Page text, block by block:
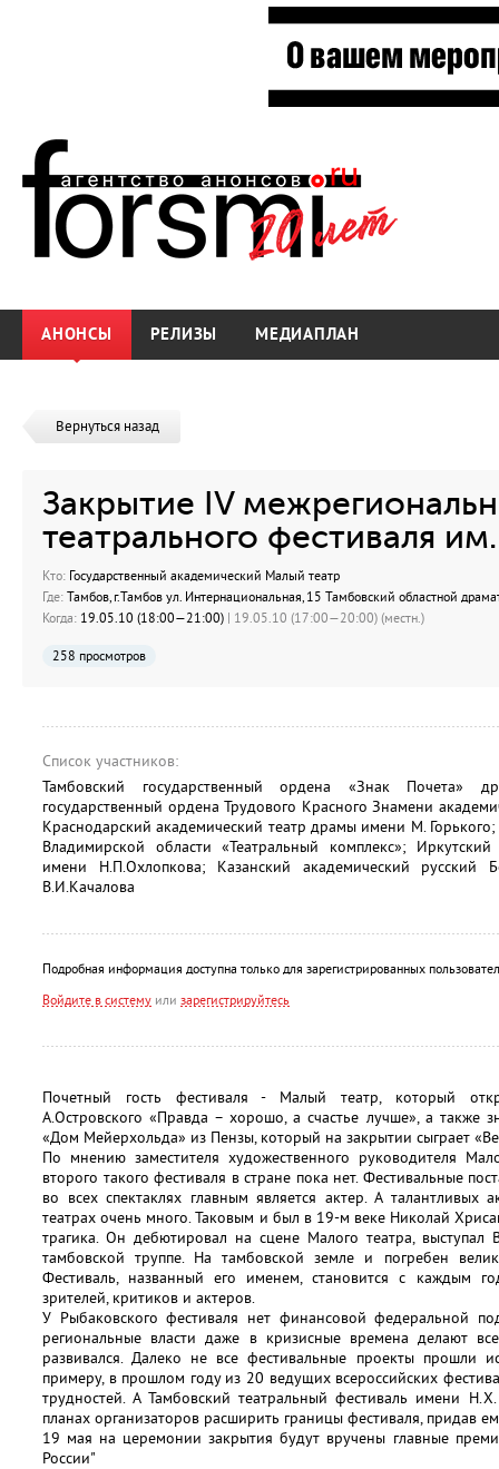
АНОНСЫ РЕЛИЗЫ МЕДИАПЛАН
Вернуться назад
Закрытие IV
театрального фестиваля
Кто: Государственный академический Малый театр
Где: Тамбов, г.Тамбов ул. Интернациональная, 15 Тамбовский областной
Когда: 19.05.10 (18:00—21:00) | 19.05.10 (17:00—20:00) (местн.)
258 просмотров
Список участников:
Тамбовский государственный ордена «Знак Почета»
государственный ордена Трудового Красного Знамени
Краснодарский академический театр драмы имени М.
Владимирской области «Театральный комплекс»;
имени Н.П.Охлопкова; Казанский академический русский
В.И.Качалова
Подробная информация доступна только для зарегистрированных
Войдите в систему или зарегистрируйтесь
Почетный гость фестиваля - Малый театр, который
А.Островского «Правда – хорошо, а счастье лучше», а также
«Дом Мейерхольда» из Пензы, который на закрытии сыграет
По мнению заместителя художественного руководителя
второго такого фестиваля в стране пока нет. Фестивальные
во всех спектаклях главным является актер. А талантливых
театрах очень много. Таковым и был в 19-м веке Николай
трагика. Он дебютировал на сцене Малого театра, выступал
тамбовской труппе. На тамбовской земле и погребен
Фестиваль, названный его именем, становится с каждым
зрителей, критиков и актеров.
У Рыбаковского фестиваля нет финансовой федеральной
региональные власти даже в кризисные времена делают
развивался. Далеко не все фестивальные проекты прошли
примеру, в прошлом году из 20 ведущих всероссийских
трудностей. А Тамбовский театральный фестиваль имени
планах организаторов расширить границы фестиваля, придав
19 мая на церемонии закрытия будут вручены главные
России"